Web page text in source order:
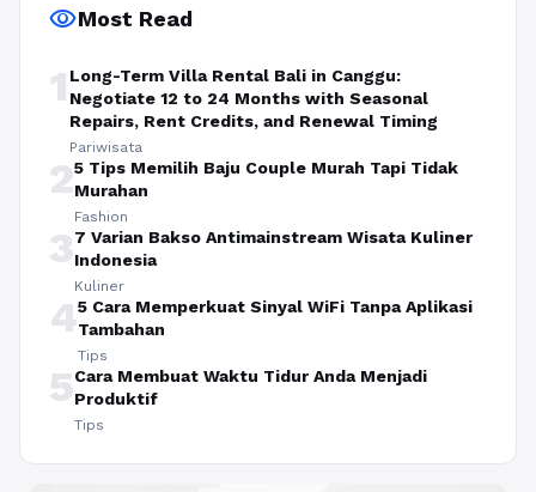
visibilityMost Read
1 Long-Term Villa Rental Bali in Canggu:
Negotiate 12 to 24 Months with Seasonal
Repairs, Rent Credits, and Renewal Timing
Pariwisata
25 Tips Memilih Baju Couple Murah Tapi Tidak
Murahan
Fashion
37 Varian Bakso Antimainstream Wisata Kuliner
Indonesia
Kuliner
45 Cara Memperkuat Sinyal WiFi Tanpa Aplikasi
Tambahan
Tips
5Cara Membuat Waktu Tidur Anda Menjadi
Produktif
Tips